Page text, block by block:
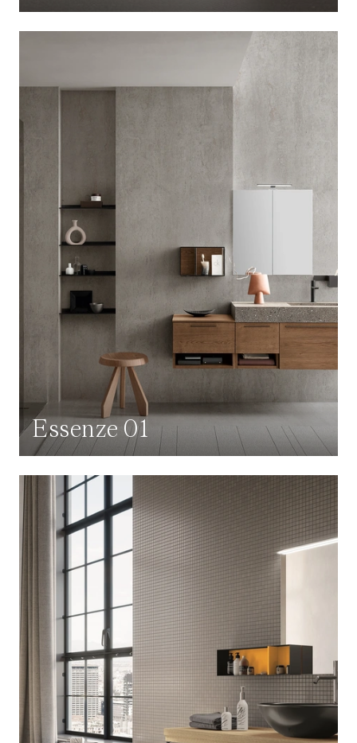
Essenze 01